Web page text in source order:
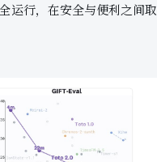
运行，在安全与便利之间取